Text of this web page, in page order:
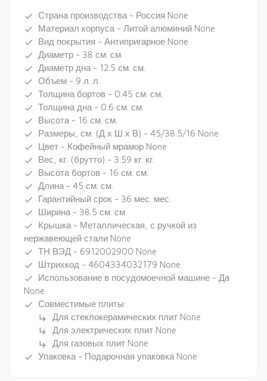
done Страна производства - Россия None
done Материал корпуса - Литой алюминий None
done Вид покрытия - Антипригарное None
done Диаметр - 38 см. см.
done Диаметр дна - 12.5 см. см.
done Объем - 9 л. л.
done Толщина бортов - 0.45 см. см.
done Толщина дна - 0.6 см. см.
done Высота - 16 см. см.
done Размеры, см. (Д х Ш х В) - 45/38.5/16 None
done Цвет - Кофейный мрамор None
done Вес, кг. (брутто) - 3.59 кг. кг.
done Высота бортов - 16 см. см.
done Длина - 45 см. см.
done Гарантийный срок - 36 мес. мес.
done Ширина - 38.5 см. см.
done
Крышка - Металлическая, с ручкой из
нержавеющей стали None
done ТН ВЭД - 6912002900 None
done Штрихкод - 4604334032179 None
done
Использование в посудомоечной машине - Да
None
done Совместимые плиты:
subdirectory_arrow_right Для стеклокерамических плит None
subdirectory_arrow_right Для электрических плит None
subdirectory_arrow_right Для газовых плит None
done Упаковка - Подарочная упаковка None